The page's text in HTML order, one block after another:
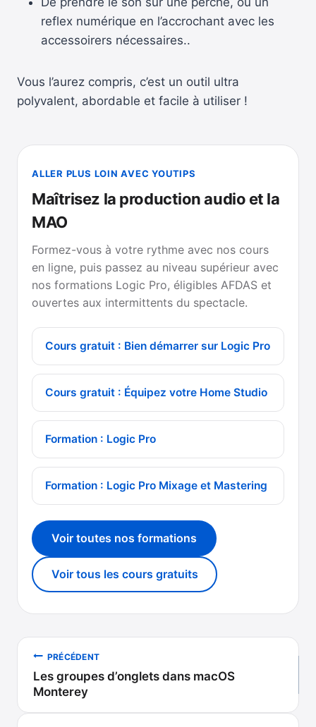
reflex numérique en l’accrochant avec les
accessoirers nécessaires..
Vous l’aurez compris, c’est un outil ultra
polyvalent, abordable et facile à utiliser !
ALLER PLUS LOIN AVEC YOUTIPS
Maîtrisez la production audio et la
MAO
Formez-vous à votre rythme avec nos cours
en ligne, puis passez au niveau supérieur avec
nos formations Logic Pro, éligibles AFDAS et
ouvertes aux intermittents du spectacle.
Cours gratuit : Bien démarrer sur Logic Pro
Cours gratuit : Équipez votre Home Studio
Formation : Logic Pro
Formation : Logic Pro Mixage et Mastering
Voir toutes nos formations
Voir tous les cours gratuits
Navigation
de
l’article
PRÉCÉDENT
Les groupes d’onglets dans macOS
Monterey